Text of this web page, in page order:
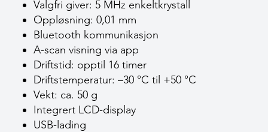
Valgfri giver: 5 MHz enkeltkrystall
Oppløsning: 0,01 mm
Bluetooth kommunikasjon
A-scan visning via app
Driftstid: opptil 16 timer
Driftstemperatur: –30 °C til +50 °C
Vekt: ca. 50 g
Integrert LCD-display
USB-lading